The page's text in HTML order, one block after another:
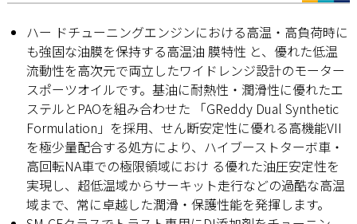
ハー ドチューニングエンジンにおける高温・高負荷時に
も強固な油膜を保持する高温油 膜特性 と、優れた低温
流動性を高次元で両立したワイドレンジ設計のモーター
スポーツオイルです。基油に耐熱性・潤滑性に優れたエ
ステルとPAOを組み合わせた 「GReddy Dual Synthetic
Formulation」を採用、せん断安定性に優れる高機能VII
を極少量配合する処方により、ハイブーストターボ車・
高回転NA車での極限領域におけ る優れた油圧安定性を
実現し、超低温域からサーキット走行などの過酷な高温
域まで、常に卓越した潤滑・保護性能を発揮します。